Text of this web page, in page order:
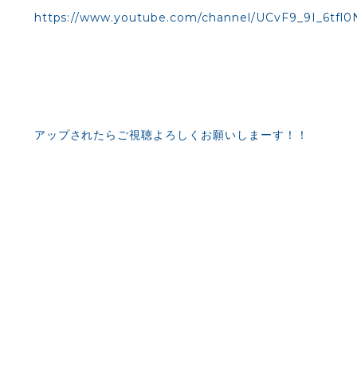
https://www.youtube.com/channel/
アップされたらご視聴よろしくお願いしまーす！！